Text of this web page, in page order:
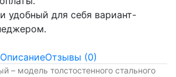
удобный для себя вариант-
ОписаниеОтзывы (0)
– модель толстостенного стального